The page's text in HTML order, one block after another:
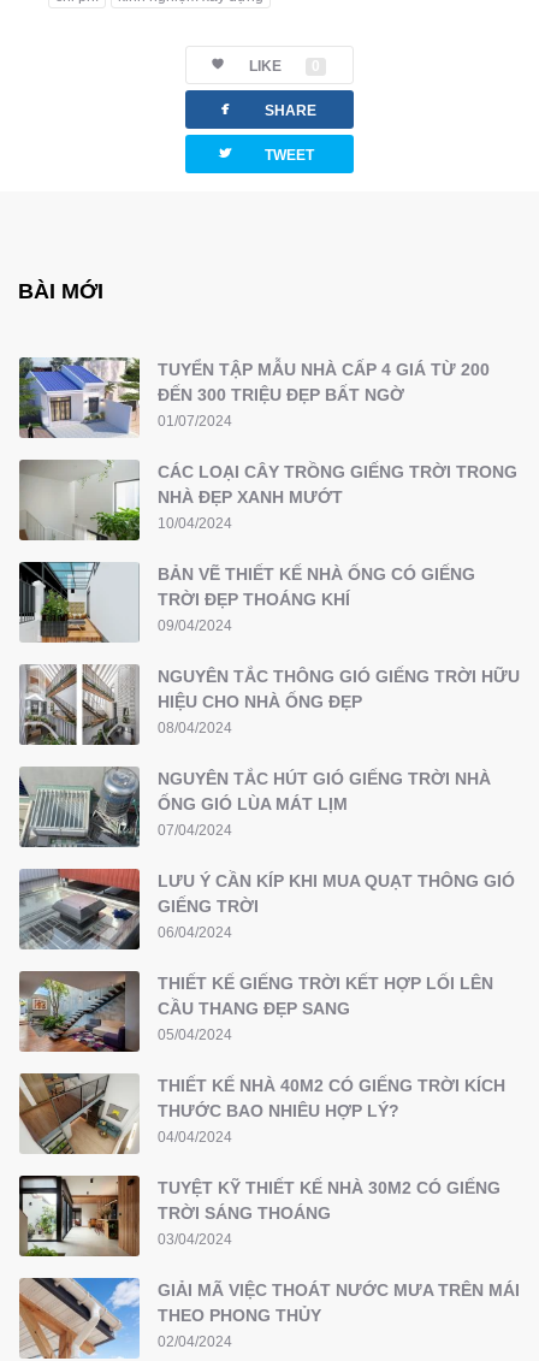
LIKE 0
facebook SHARE
twitterbird TWEET
BÀI MỚI
TUYỂN TẬP MẪU NHÀ CẤP 4 GIÁ TỪ 200
ĐẾN 300 TRIỆU ĐẸP BẤT NGỜ
01/07/2024
CÁC LOẠI CÂY TRỒNG GIẾNG TRỜI TRONG
NHÀ ĐẸP XANH MƯỚT
10/04/2024
BẢN VẼ THIẾT KẾ NHÀ ỐNG CÓ GIẾNG
TRỜI ĐẸP THOÁNG KHÍ
09/04/2024
NGUYÊN TẮC THÔNG GIÓ GIẾNG TRỜI HỮU
HIỆU CHO NHÀ ỐNG ĐẸP
08/04/2024
NGUYÊN TẮC HÚT GIÓ GIẾNG TRỜI NHÀ
ỐNG GIÓ LÙA MÁT LỊM
07/04/2024
LƯU Ý CẦN KÍP KHI MUA QUẠT THÔNG GIÓ
GIẾNG TRỜI
06/04/2024
THIẾT KẾ GIẾNG TRỜI KẾT HỢP LỐI LÊN
CẦU THANG ĐẸP SANG
05/04/2024
THIẾT KẾ NHÀ 40M2 CÓ GIẾNG TRỜI KÍCH
THƯỚC BAO NHIÊU HỢP LÝ?
04/04/2024
TUYỆT KỸ THIẾT KẾ NHÀ 30M2 CÓ GIẾNG
TRỜI SÁNG THOÁNG
03/04/2024
GIẢI MÃ VIỆC THOÁT NƯỚC MƯA TRÊN MÁI
THEO PHONG THỦY
02/04/2024